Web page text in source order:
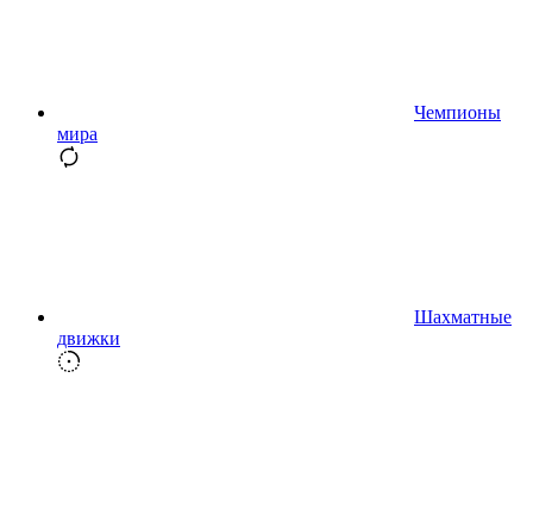
Чемпионы
мира
Шахматные
движки